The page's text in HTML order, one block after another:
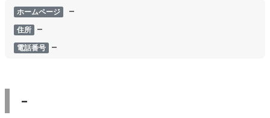
ホームページ –
住所 –
電話番号 –
–